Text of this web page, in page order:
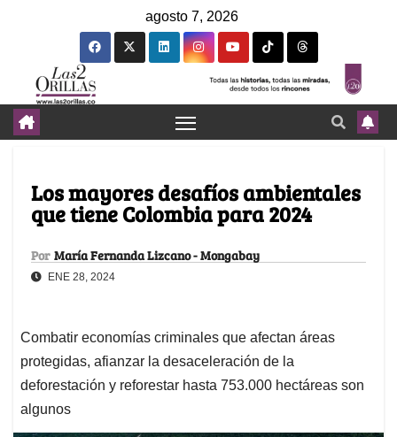
agosto 7, 2026
Los mayores desafíos ambientales
que tiene Colombia para 2024
Por María Fernanda Lizcano - Mongabay
ENE 28, 2024
Combatir economías criminales que afectan áreas
protegidas, afianzar la desaceleración de la
deforestación y reforestar hasta 753.000 hectáreas son
algunos